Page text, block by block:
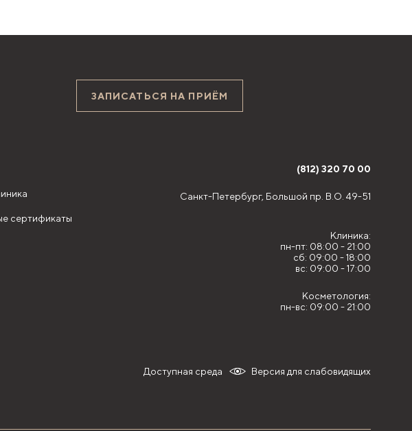
ЗАПИСАТЬСЯ НА ПРИЁМ
сертификаты
(812) 320 70 00
Санкт-Петербург, Большой пр. В.О. 49-51
Клиника:
пн-пт: 08:00 - 21:00
сб: 09:00 - 18:00
вс: 09:00 - 17:00
Косметология:
пн-вс: 09:00 - 21:00
Версия для слабовидящих
Доступная среда